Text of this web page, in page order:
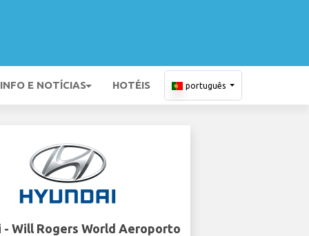
INFO E NOTÍCIAS HOTÉIS português
- Will Rogers World Aeroporto